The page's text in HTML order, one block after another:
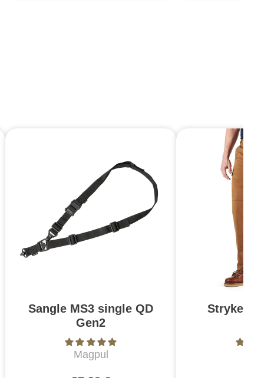
Sangle MS3 single QD
Gen2
Magpul
Stryke